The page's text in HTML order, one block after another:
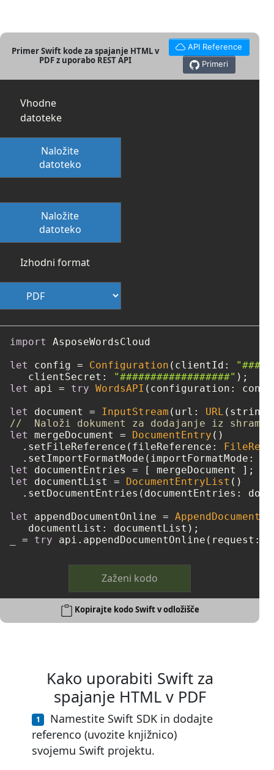
Primer Swift kode za spajanje HTML v
PDF z uporabo REST API
API Reference
Primeri
Vhodne
datoteke
Naložite
datoteko
Naložite
datoteko
Izhodni format
import
AsposeWordsCloud
let
config = Configuration (clientId:
   clientSecret:
"##################"
let
api = try WordsAPI (configuration:
let
document = InputStream (url: URL
//  Naloži dokument za dodajanje iz
let
mergeDocument = DocumentEntry ()
  .setFileReference(fileReference:
  .setImportFormatMode(importFormatMode:
let
documentEntries =
let
documentList = DocumentEntryList ()
.setDocumentEntries(documentEntries:
let
appendDocumentOnline =
= try
Zaženi kodo
Kopirajte kodo Swift v odložišče
Kako uporabiti Swift za
spajanje HTML v PDF
Namestite Swift SDK in dodajte
referenco (uvozite knjižnico)
svojemu Swift projektu.